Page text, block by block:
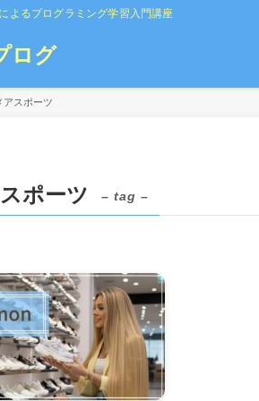
よるプログラミング学習入門講座
ログ
アスポーツ
ポーツ – tag –